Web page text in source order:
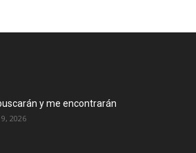
y me encontrarán
2026